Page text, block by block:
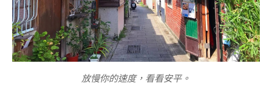
放慢你的速度，看看安平。